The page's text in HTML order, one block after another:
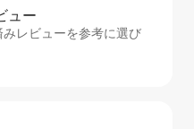
ュ⁠ー
レビューを参考に選び